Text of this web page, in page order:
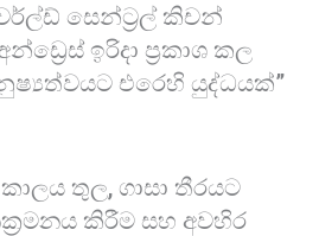
සෙන්ට්‍රල් කිචන්
ඉරිදා ප්‍රකාශ කල
එරෙහි යුද්ධයක්”
තුල, ගාසා තීරයට
කිරීම සහ අවහිර